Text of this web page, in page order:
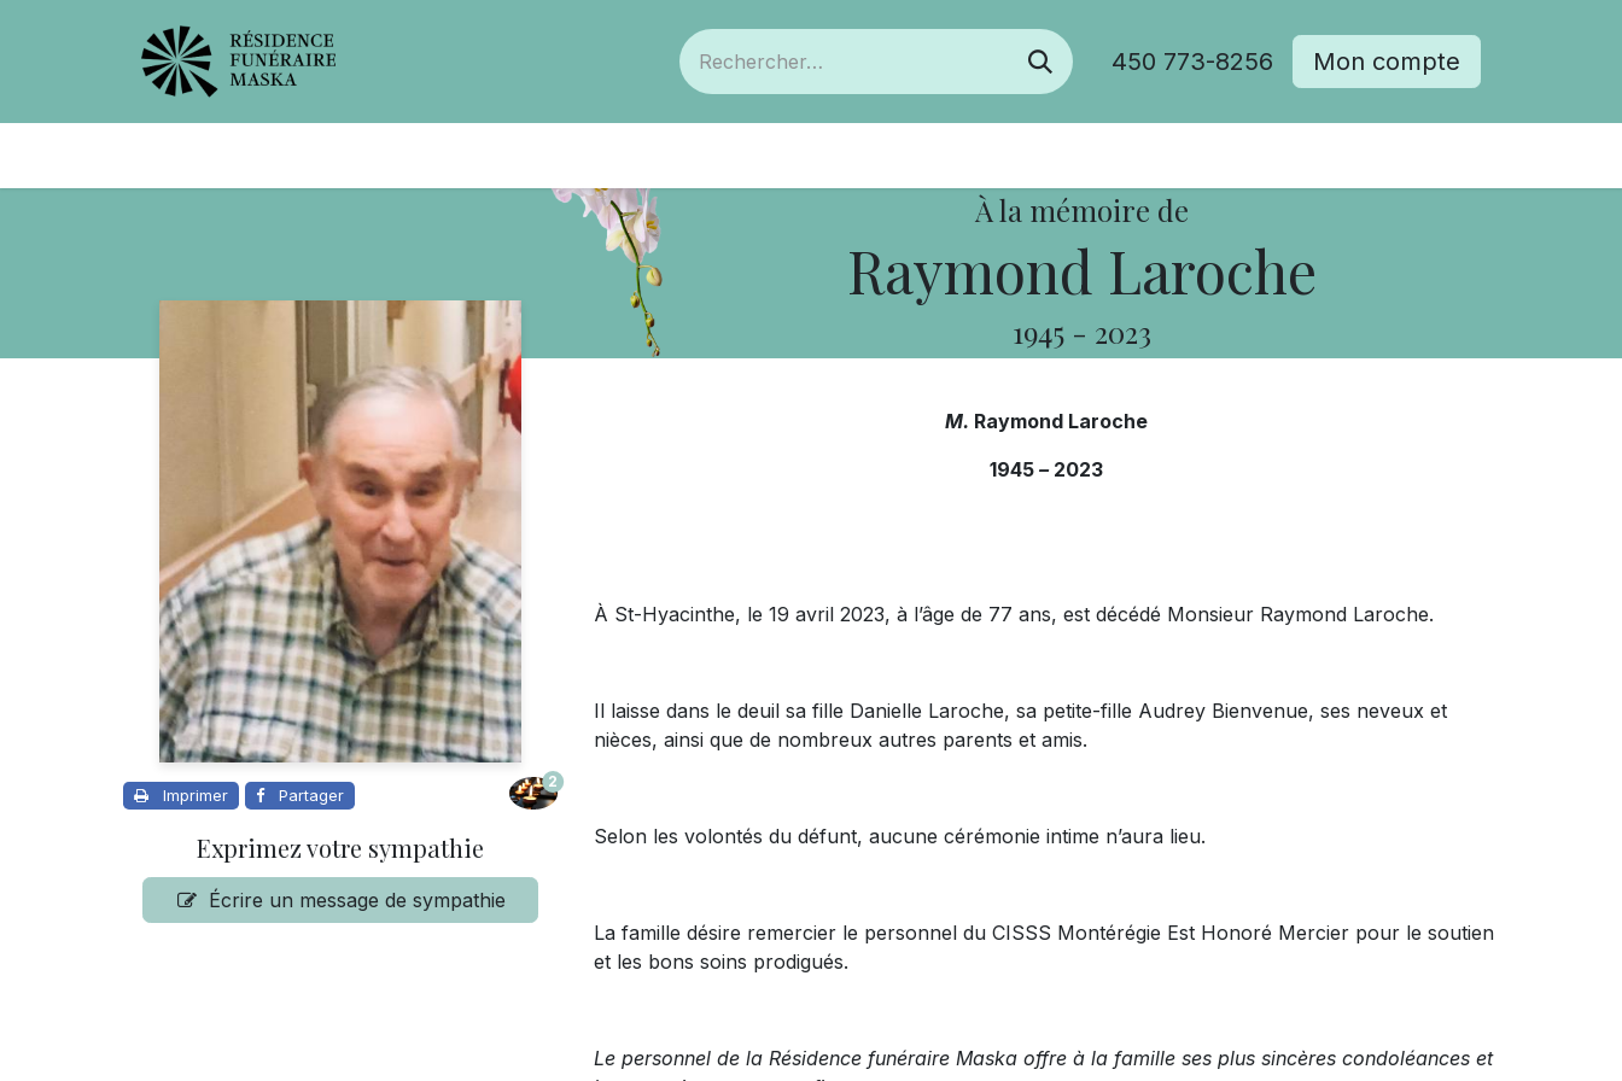
450 773-8256 Mon compte
À la mémoire de
Raymond Laroche
1945 - 2023
Imprimer Partager
2
Exprimez votre sympathie
Écrire un message de sympathie
M. Raymond Laroche
1945 – 2023
À St-Hyacinthe, le 19 avril 2023, à l’âge de 77 ans, est décédé Monsieur Raymond Laroche.
Il laisse dans le deuil sa fille Danielle Laroche, sa petite-fille Audrey Bienvenue, ses neveux et
nièces, ainsi que de nombreux autres parents et amis.
Selon les volontés du défunt, aucune cérémonie intime n’aura lieu.
La famille désire remercier le personnel du CISSS Montérégie Est Honoré Mercier pour le soutien
et les bons soins prodigués.
Le personnel de la Résidence funéraire Maska offre à la famille ses plus sincères condoléances et